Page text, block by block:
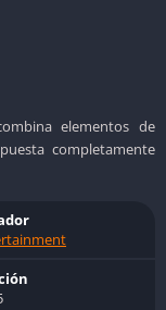
elementos de
completamente